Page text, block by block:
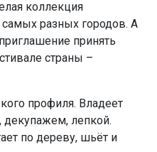
коллекция
разных городов. А
принять
страны –
профиля. Владеет
декупажем, лепкой.
по дереву, шьёт и